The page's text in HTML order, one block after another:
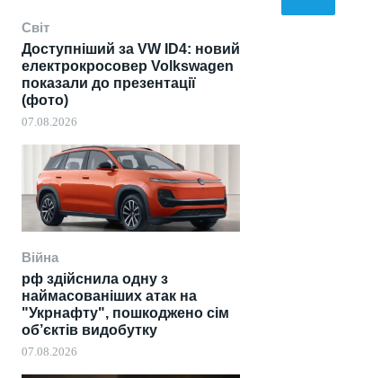
Світ
Доступніший за VW ID4: новий
електрокросовер Volkswagen
показали до презентації
(фото)
07.08.2026
Війна
рф здійснила одну з
наймасованіших атак на
"Укрнафту", пошкоджено сім
об’єктів видобутку
07.08.2026